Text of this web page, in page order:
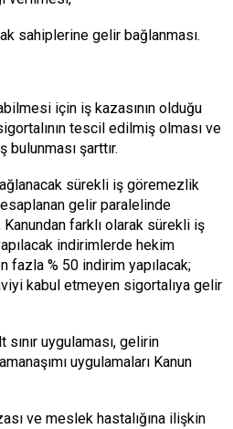
sahiplerine gelir bağlanması.
için iş kazasının olduğu
tescil edilmiş olması ve
bulunması şarttır.
sürekli iş göremezlik
gelir paralelinde
Kanundan farklı olarak sürekli iş
indirimlerde hekim
fazla % 50 indirim yapılacak;
kabul etmeyen sigortalıya gelir
sınır uygulaması, gelirin
uygulamaları Kanun
ve meslek hastalığına ilişkin